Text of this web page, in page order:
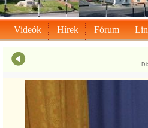
Videók Hírek Fórum